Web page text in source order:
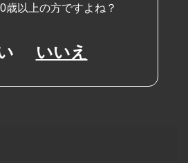
歳以上の方ですよね？
いいえ